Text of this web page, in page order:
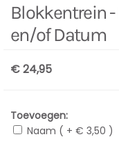
Blokkentrein -
en/of Datum
€ 24,95
Toevoegen:
Naam ( + € 3,50 )